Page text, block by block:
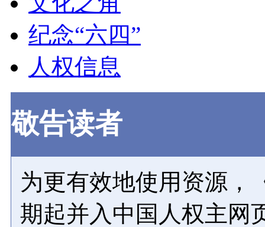
纪念“六四”
人权信息
敬告读者
为更有效地使用资源，
期起并入中国人权主网